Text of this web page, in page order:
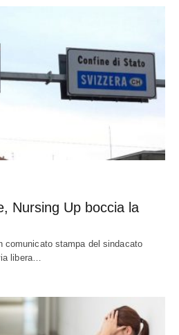
Nursing Up boccia la
comunicato stampa del sindacato
libera…